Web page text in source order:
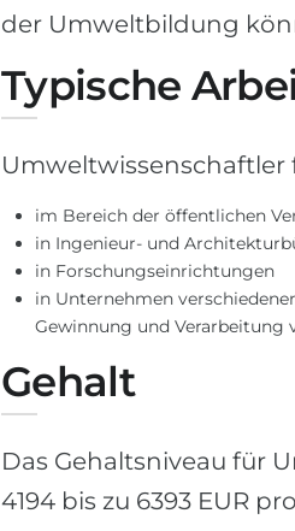
der Umweltbildung
Typische
Umweltwissenschaftler
im Bereich der öffentlichen
in Ingenieur- und
in Forschungseinrichtungen
in Unternehmen
Gewinnung und Verarbeitung
Gehalt
Das Gehaltsniveau für
4194 bis zu 6393 EUR